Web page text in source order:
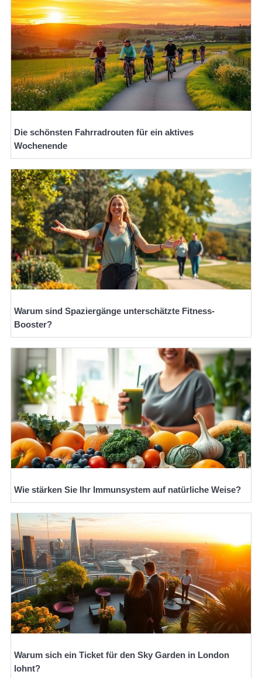
Die schönsten Fahrradrouten für ein aktives
Wochenende
Warum sind Spaziergänge unterschätzte Fitness-
Booster?
Wie stärken Sie Ihr Immunsystem auf natürliche Weise?
Warum sich ein Ticket für den Sky Garden in London
lohnt?